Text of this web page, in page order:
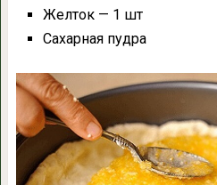
Желток — 1 шт
Сахарная пудра